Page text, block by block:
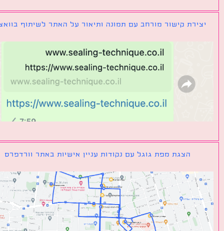
קישור מורחב עם תמונה ותיאור על האתר לשיתוף בוואצאפ
הצגת מפת גוגל עם נקודות עניין אישיות באתר וורדפרס